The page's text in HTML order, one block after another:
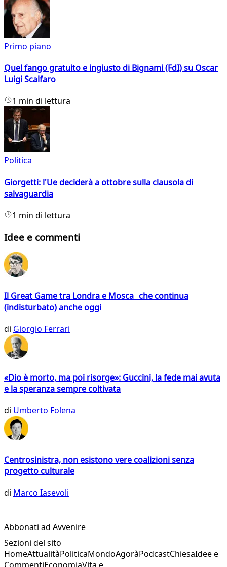
Primo piano
Quel fango gratuito e ingiusto di Bignami (FdI) su Oscar
Luigi Scalfaro
1 min di lettura
Politica
Giorgetti: l'Ue deciderà a ottobre sulla clausola di
salvaguardia
1 min di lettura
Idee e commenti
Il Great Game tra Londra e Mosca che continua
(indisturbato) anche oggi
di Giorgio Ferrari
«Dio è morto, ma poi risorge»: Guccini, la fede mai avuta
e la speranza sempre coltivata
di Umberto Folena
Centrosinistra, non esistono vere coalizioni senza
progetto culturale
di Marco Iasevoli
Abbonati ad Avvenire
Sezioni del sito
HomeAttualitàPoliticaMondoAgoràPodcastChiesaIdee e